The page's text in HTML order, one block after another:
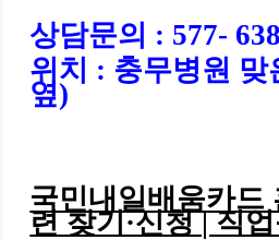
상담문의 : 577-
위치 : 충무병원 맞
옆)
국민내일배움카드
련 찾기·신청 | 직